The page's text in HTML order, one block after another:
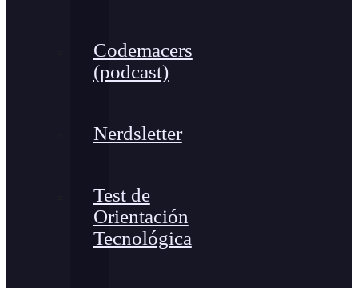
Codemacers
(podcast)
Nerdsletter
Test de
Orientación
Tecnológica